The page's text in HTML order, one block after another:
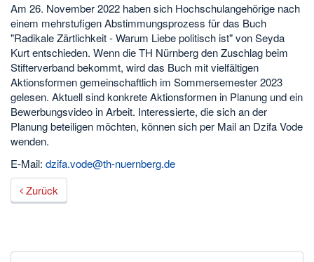
Am 26. November 2022 haben sich Hochschulangehörige nach
einem mehrstufigen Abstimmungsprozess für das Buch
"Radikale Zärtlichkeit - Warum Liebe politisch ist" von Seyda
Kurt entschieden. Wenn die TH Nürnberg den Zuschlag beim
Stifterverband bekommt, wird das Buch mit vielfältigen
Aktionsformen gemeinschaftlich im Sommersemester 2023
gelesen. Aktuell sind konkrete Aktionsformen in Planung und ein
Bewerbungsvideo in Arbeit. Interessierte, die sich an der
Planung beteiligen möchten, können sich per Mail an Dzifa Vode
wenden.
E-Mail: dzifa.vode@th-nuernberg.de
Zurück